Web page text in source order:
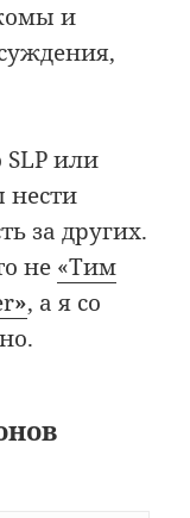
и
или
за других.
не «Тим
», а я со